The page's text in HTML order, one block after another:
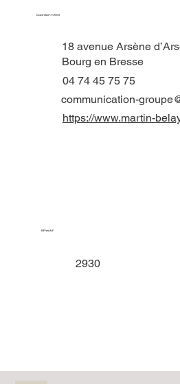
Coordonnées
communication-
04 74 45 75 75
18 avenue Arsène
Bourg en Bresse
https://www.martin-
Effectif
2930